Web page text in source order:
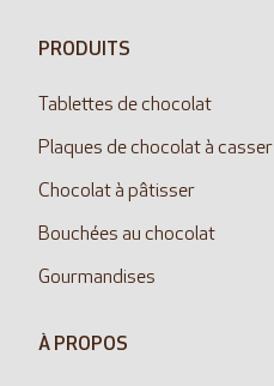
PRODUITS
Tablettes de chocolat
Plaques de chocolat à casser
Chocolat à pâtisser
Bouchées au chocolat
Gourmandises
À PROPOS